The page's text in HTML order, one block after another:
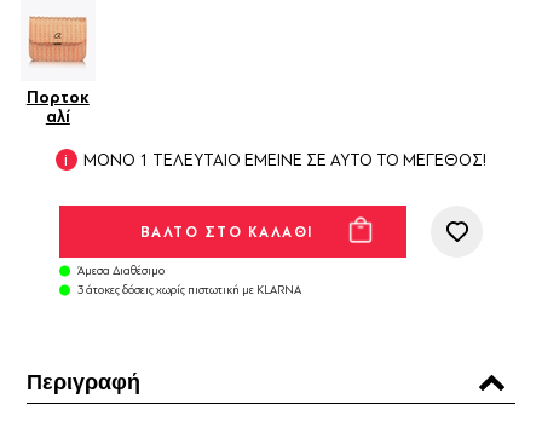
Πορτοκ
αλί
ΜΟΝΟ 1 ΤΕΛΕΥΤΑΙΟ ΕΜΕΙΝΕ ΣΕ ΑΥΤΟ ΤΟ ΜΕΓΕΘΟΣ!
Άμεσα Διαθέσιμο
3 άτοκες δόσεις χωρίς πιστωτική με KLARNA
Περιγραφή